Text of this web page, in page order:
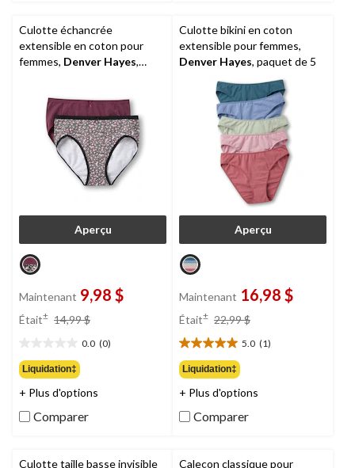
Culotte échancrée
extensible en coton pour
femmes, Denver Hayes,
Aperçu
Maintenant 9,98 $
Était± 14,99 $
14,99 $
0.0 (0)
étoile(s)
sur
5.
Liquidation‡
+ Plus d'options
Comparer
Culotte bikini en coton
extensible pour femmes,
Denver Hayes, paquet de 5
Aperçu
Maintenant 16,98 $
Était± 22,99 $
22,99 $
5.0 (1)
5.0
étoile(s)
sur
5.
1
évaluation
Liquidation‡
+ Plus d'options
Comparer
Culotte taille basse invisible Caleçon classique pour